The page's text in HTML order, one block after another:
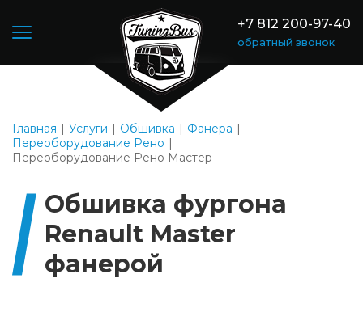
+7 812 200-97-40
обратный звонок
Главная Услуги Обшивка
Фанера
Переоборудование Рено
Переоборудование Рено Мастер
Обшивка фургона
Renault Master
фанерой